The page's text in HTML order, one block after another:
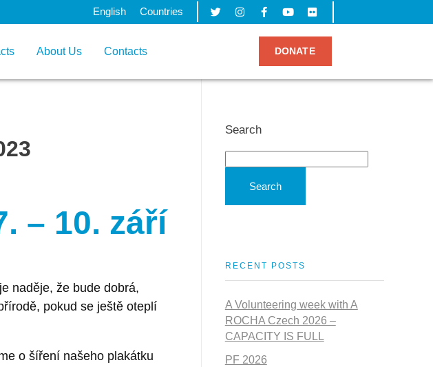
English Countries
About Us Contacts DONATE
– 10. září
naděje, že bude dobrá,
pokud se ještě oteplí
o šíření našeho plakátku
Search
Search
RECENT POSTS
A Volunteering week with A
ROCHA Czech 2026 –
CAPACITY IS FULL
PF 2026